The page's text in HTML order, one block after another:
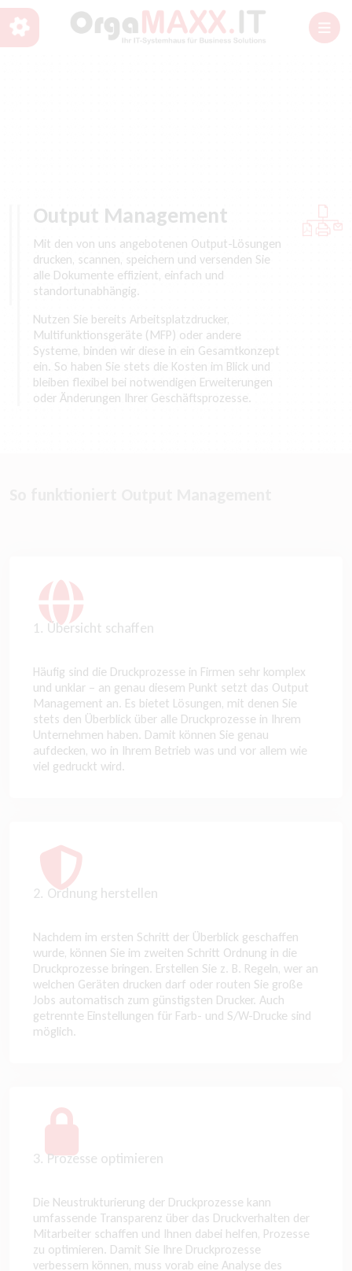
Output Management
Mit den von uns angebotenen Output-Lösungen
drucken, scannen, speichern und versenden Sie
alle Dokumente effizient, einfach und
standortunabhängig.
Nutzen Sie bereits Arbeitsplatzdrucker,
Multifunktionsgeräte (MFP) oder andere
Systeme, binden wir diese in ein Gesamtkonzept
ein. So haben Sie stets die Kosten im Blick und
bleiben flexibel bei notwendigen Erweiterungen
oder Änderungen Ihrer Geschäftsprozesse.
1. Übersicht schaffen
Häufig sind die Druckprozesse in Firmen sehr komplex
und unklar – an genau diesem Punkt setzt das Output
Management an. Es bietet Lösungen, mit denen Sie
stets den Überblick über alle Druckprozesse in Ihrem
Unternehmen haben. Damit können Sie genau
aufdecken, wo in Ihrem Betrieb was und vor allem wie
viel gedruckt wird.
2. Ordnung herstellen
Nachdem im ersten Schritt der Überblick geschaffen
wurde, können Sie im zweiten Schritt Ordnung in die
Druckprozesse bringen. Erstellen Sie z. B. Regeln, wer an
welchen Geräten drucken darf oder routen Sie große
Jobs automatisch zum günstigsten Drucker. Auch
getrennte Einstellungen für Farb- und S/W-Drucke sind
möglich.
3. Prozesse optimieren
Die Neustrukturierung der Druckprozesse kann
umfassende Transparenz über das Druckverhalten der
Mitarbeiter schaffen und Ihnen dabei helfen, Prozesse
zu optimieren. Damit Sie Ihre Druckprozesse
verbessern können, muss vorab eine Analyse des